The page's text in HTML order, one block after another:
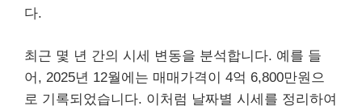
다.
최근 몇 년 간의 시세 변동을 분석합니다. 예를 들
어, 2025년 12월에는 매매가격이 4억 6,800만원으
로 기록되었습니다. 이처럼 날짜별 시세를 정리하여